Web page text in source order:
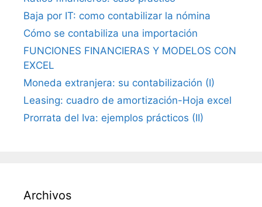
Baja por IT: como contabilizar la nómina
Cómo se contabiliza una importación
FUNCIONES FINANCIERAS Y MODELOS CON
EXCEL
Moneda extranjera: su contabilización (I)
Leasing: cuadro de amortización-Hoja excel
Prorrata del Iva: ejemplos prácticos (II)
Archivos